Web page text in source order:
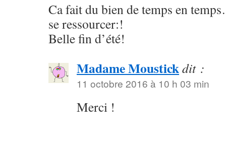
Ca fait du bien de temps en
se ressourcer:!
Belle fin d’été!
Madame Moustickdit :
11 octobre 2016 à 10 h 03 min
Merci !